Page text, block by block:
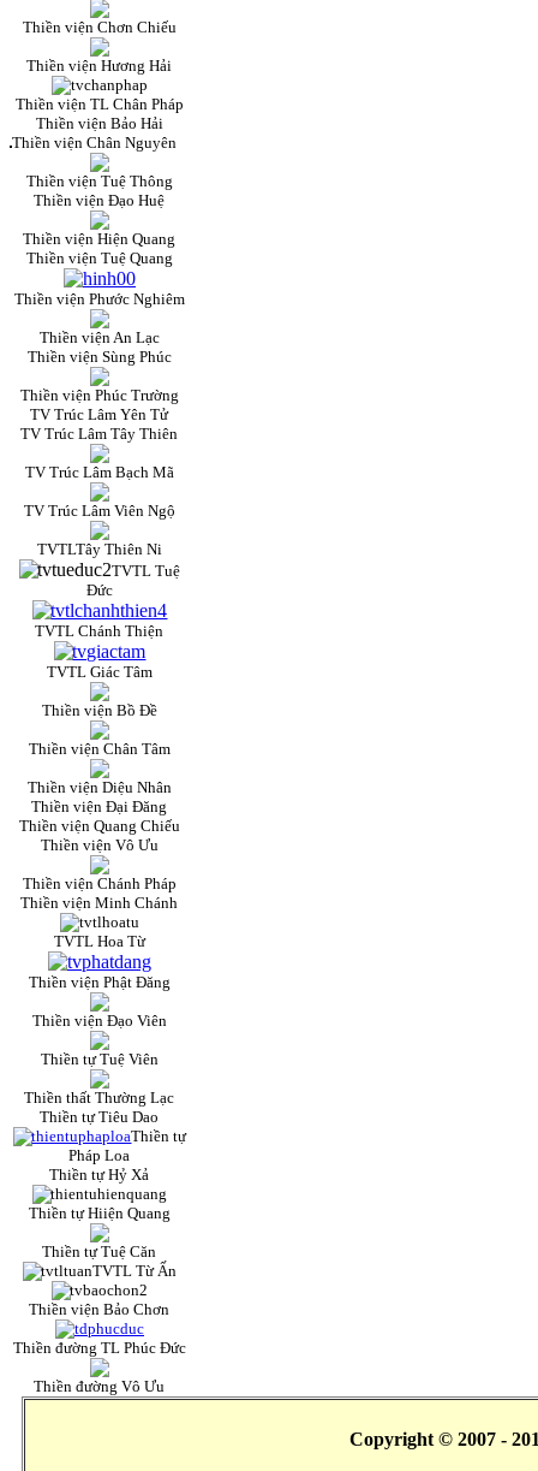
Thiền viện Chơn Chiếu
Thiền viện Hương Hải
Thiền viện TL Chân Pháp
Thiền viện Bảo Hải
Thiền viện Chân Nguyên
Thiền viện Tuệ Thông
Thiền viện Đạo Huệ
Thiền viện Hiện Quang
Thiền viện Tuệ Quang
Thiền viện Phước Nghiêm
Thiền viện An Lạc
Thiền viện Sùng Phúc
Thiền viện Phúc Trường
TV Trúc Lâm Yên Tử
TV Trúc Lâm Tây Thiên
TV Trúc Lâm Bạch Mã
TV Trúc Lâm Viên Ngộ
TVTLTây Thiên Ni
TVTL Tuệ
Đức
TVTL Chánh Thiện
TVTL Giác Tâm
Thiền viện Bồ Đề
Thiền viện Chân Tâm
Thiền viện Diệu Nhân
Thiền viện Đại Đăng
Thiền viện Quang Chiếu
Thiền viện Vô Ưu
Thiền viện Chánh Pháp
Thiền viện Minh Chánh
TVTL Hoa Từ
Thiền viện Phật Đăng
Thiền viện Đạo Viên
Thiền tự Tuệ Viên
Thiền thất Thường Lạc
Thiền tự Tiêu Dao
Thiền tự
Pháp Loa
Thiền tự Hỷ Xả
Thiền tự Hiiện Quang
Thiền tự Tuệ Căn
TVTL Từ Ấn
Thiền viện Bảo Chơn
Thiền đường TL Phúc Đức
Thiền đường Vô Ưu
Copyright © 2007 -